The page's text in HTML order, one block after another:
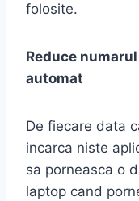
folosite.
Reduce
automat
De fiecare data
incarca niste
sa porneasca o
laptop cand